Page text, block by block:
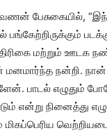
பேசுகையில்,
பங்கேற்றிருக்கும்
மற்றும் ஊடக
நன்றி.
பாடல் எழுதும்
என்று நினைத்து